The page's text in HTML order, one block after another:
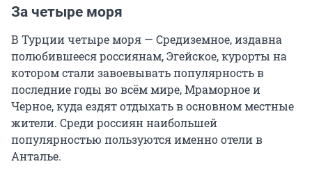
За четыре моря
В Турции четыре моря — Средиземное, издавна
полюбившееся россиянам, Эгейское, курорты на
котором стали завоевывать популярность в
последние годы во всём мире, Мраморное и
Черное, куда ездят отдыхать в основном местные
жители. Среди россиян наибольшей
популярностью пользуются именно отели в
Анталье.